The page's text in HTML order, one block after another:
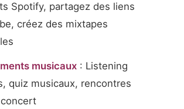
Spotify, partagez des liens
créez des mixtapes
musicaux: Listening
quiz musicaux, rencontres